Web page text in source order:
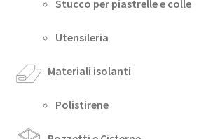
Stucco per piastrelle e colle
Utensileria
Materiali isolanti
Polistirene